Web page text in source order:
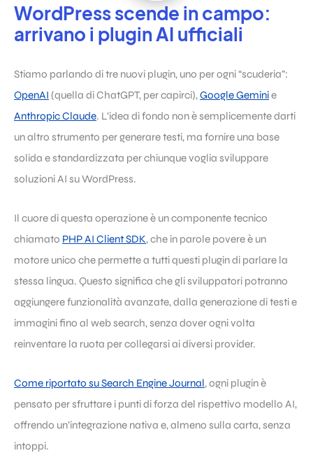
WordPress scende in campo:
arrivano i plugin AI ufficiali
Stiamo parlando di tre nuovi plugin, uno per ogni “scuderia”:
OpenAI (quella di ChatGPT, per capirci),Google Geminie
Anthropic Claude. L’idea di fondo non è semplicemente darti
un altro strumento per generare testi, ma fornire una base
solida e standardizzata per chiunque voglia sviluppare
soluzioni AI su WordPress.
Il cuore di questa operazione è un componente tecnico
chiamato PHP AI Client SDK, che in parole povere è un
motore unico che permette a tutti questi plugin di parlare la
stessa lingua. Questo significa che gli sviluppatori potranno
aggiungere funzionalità avanzate, dalla generazione di testi e
immagini fino al web search, senza dover ogni volta
reinventare la ruota per collegarsi ai diversi provider.
Come riportato su Search Engine Journal, ogni plugin è
pensato per sfruttare i punti di forza del rispettivo modello AI,
offrendo un’integrazione nativa e, almeno sulla carta, senza
intoppi.